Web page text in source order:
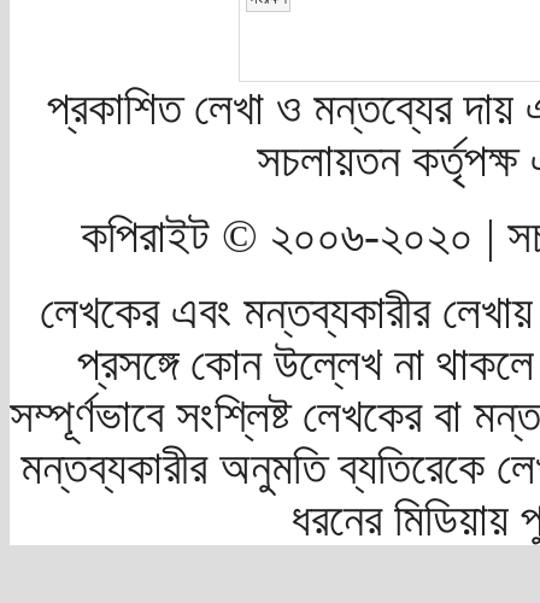
প্রকাশিত লেখা ও মন্তব্যের দায়
সচলায়তন
কপিরাইট © ২০০৬-২০২০ |
লেখকের এবং মন্তব্যকারীর
প্রসঙ্গে কোন উল্লেখ না
সম্পূর্ণভাবে সংশ্লিষ্ট লেখকের বা
মন্তব্যকারীর অনুমতি ব্যতিরেকে
ধরনের মিডিয়ায়